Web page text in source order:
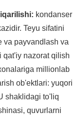
kondanser
Teyu sifatini
va payvandlash va
qat'iy nazorat qilish
millionlab
ob'ektlari: yuqori
shaklidagi to'liq
quvurlarni